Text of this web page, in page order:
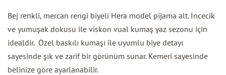
Bej renkli, mercan rengi biyeli Hera model pijama alt. İncecik
ve yumuşak dokusu ile viskon vual kumaş yaz sezonu için
idealdir. Özel baskılı kumaşı ile uyumlu biye detayı
sayesinde şık ve zarif bir görünüm sunar. Kemeri sayesinde
belinize göre ayarlanabilir.